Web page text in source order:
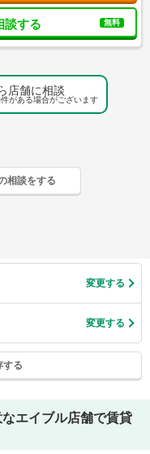
談する 無料
店舗に相談
がある場合がございます
相談をする
変更する
変更する
する
エイブル店舗で賃貸